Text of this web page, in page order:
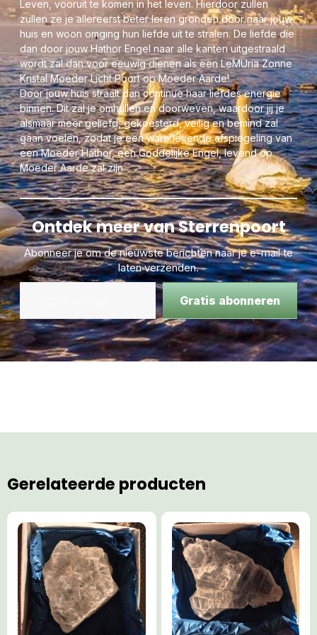
Leven, vooruit te komen in het leven. Hierdoor zullen
zullen ze je allereerst beter leren gronden door naar jouw
huis en woon omging hun liefde uit te stralen. De liefde die
dan door jouw Hathor Engel naar alle kanten uitgestraald
wordt zal dan voor eeuwig dienen als een LeMUria Zonne
Kristal Moeder Licht Poort op Moeder Aarde!
Door jouw huis straalt dan continue haar liefdes energie
binnen. Dit zal je omhullen en doorweven, waardoor jij je
alsmaar meer geliefd, gekoesterd, veilig en bemind zal
gaan voelen, zodat je een ware levende afspiegeling van
een Moeder Hathor, een Goddelijke Engel, levend op
Moeder Aarde zal zijn.
Ontdek meer van Sterrenpoort
Abonneer je om de nieuwste berichten naar je e-mail te
laten verzenden.
Gratis abonneren
Gerelateerde producten